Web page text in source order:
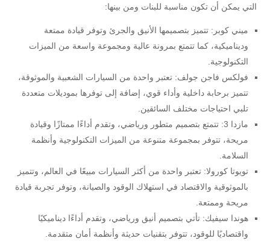
التي يمكن أن تكون مناسبة للبنات ومن بينها:
ميني كوبر: تتميز بتصميمها الأنيق والجرئ وتوفر قيادة ممتعة
وديناميكية، كما تتمتع بمرونة عالية ومجموعة واسعة من الميزات
التكنولوجية.
فولكس فاجن جولف: تعتبر واحدة من السيارات الشعبية والموثوقة،
تتميز برحابة داخلية وأداء قوي، إضافة إلى توفرها بموديلات متعددة
تلبي احتياجات مختلف السائقين.
مازدا 3: تتمتع بتصميم متطور ورياضي، وتقدم أداءًا ممتازًا وقيادة
مريحة، تتوفر بمجموعة متنوعة من الميزات التكنولوجية وأنظمة
السلامة.
تويوتا كورولا: تعتبر واحدة من أكثر السيارات مبيعًا في العالم، وتتميز
بالموثوقية والاقتصاد في استهلاك الوقود والصيانة، وتوفر تجربة قيادة
مريحة وممتعة.
هوندا سيفيك: تأتي بتصميم أنيق ورياضي، وتقدم أداءًا ديناميكيًا
واقتصاديًا للوقود، تتوفر بتقنيات حديثة وأنظمة أمان متقدمة.